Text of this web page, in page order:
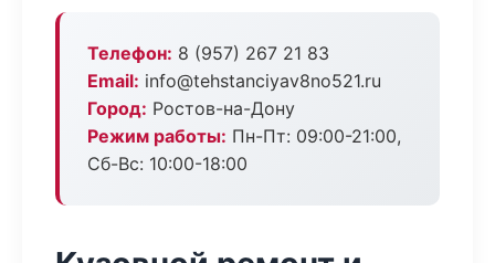
Телефон: 8 (957) 267 21 83
Email: info@tehstanciyav8no521.ru
Город: Ростов-на-Дону
Режим работы: Пн-Пт: 09:00-21:00,
Сб-Вс: 10:00-18:00